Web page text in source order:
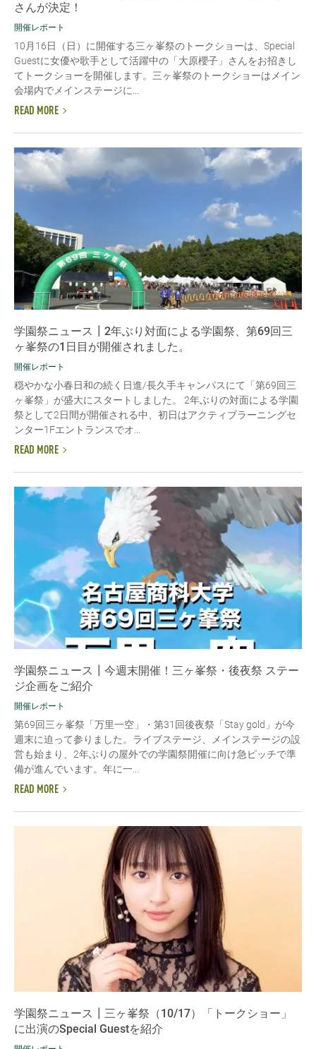
さんが決定！
開催レポート
10月16日（日）に開催する三ヶ峯祭のトークショーは、Special
Guestに女優や歌手として活躍中の「大原櫻子」さんをお招きし
てトークショーを開催します。三ヶ峯祭のトークショーはメイン
会場内でメインステージに...
READ MORE
学園祭ニュース┃2年ぶり対面による学園祭、第69回三
ヶ峯祭の1日目が開催されました。
開催レポート
穏やかな小春日和の続く日進/長久手キャンパスにて「第69回三
ヶ峯祭」が盛大にスタートしました。 2年ぶりの対面による学園
祭として2日間が開催される中、初日はアクティブラーニングセ
ンター1Fエントランスでオ...
READ MORE
学園祭ニュース┃今週末開催！三ヶ峯祭・後夜祭 ステー
ジ企画をご紹介
開催レポート
第69回三ヶ峯祭「万里一空」・第31回後夜祭「Stay gold」が今
週末に迫って参りました。ライブステージ、メインステージの設
営も始まり、2年ぶりの屋外での学園祭開催に向け急ピッチで準
備が進んでいます。年に一...
READ MORE
学園祭ニュース┃三ヶ峯祭（10/17）「トークショー」
に出演のSpecial Guestを紹介